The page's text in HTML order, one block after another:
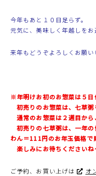
今年もあと１０日足らず。
元気に、美味しく年越しをお
来年もどうぞよろしくお願い
※年明けお初のお惣菜は５日
初売りのお惣菜は、七草粥
通常のお惣菜は２週目から
初売りの七草粥は、 一年
わん＝111円のお年玉価格
楽しみにお待ちください
ご予約、お買い上げは オ